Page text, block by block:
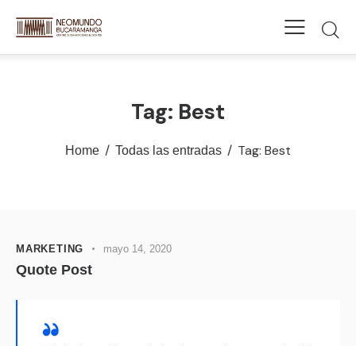
Tag: Best
Home Todas las entradas Tag: Best
MARKETING mayo 14, 2020
Quote Post